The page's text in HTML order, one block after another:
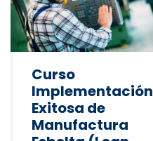
Curso
Implementación
Exitosa de
Manufactura